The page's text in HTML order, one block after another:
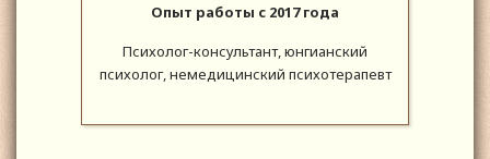
Опыт работы с 2017 года
Психолог-консультант, юнгианский
психолог, немедицинский психотерапевт